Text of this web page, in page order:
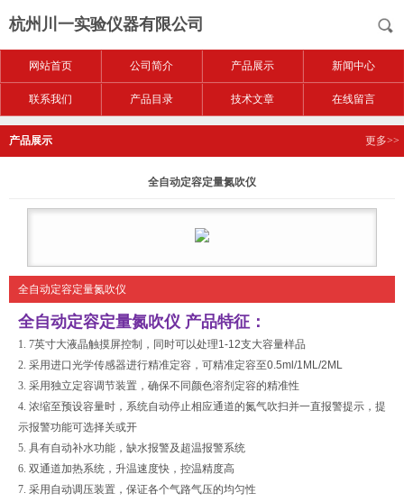
杭州川一实验仪器有限公司
网站首页 公司简介 产品展示 新闻中心
联系我们 产品目录 技术文章 在线留言
产品展示 更多>>
全自动定容定量氮吹仪
全自动定容定量氮吹仪
全自动定容定量氮吹仪 产品特征：
1. 7英寸大液晶触摸屏控制，同时可以处理1-12支大容量样品
2. 采用进口光学传感器进行精准定容，可精准定容至0.5ml/1ML/2ML
3. 采用独立定容调节装置，确保不同颜色溶剂定容的精准性
4. 浓缩至预设容量时，系统自动停止相应通道的氮气吹扫并一直报警提示，提
示报警功能可选择关或开
5. 具有自动补水功能，缺水报警及超温报警系统
6. 双通道加热系统，升温速度快，控温精度高
7. 采用自动调压装置，保证各个气路气压的均匀性